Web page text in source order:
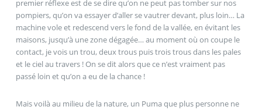
premier réflexe est de se dire qu’on ne peut pas tomber sur nos
pompiers, qu’on va essayer d’aller se vautrer devant, plus loin… La
machine vole et redescend vers le fond de la vallée, en évitant les
maisons, jusqu’à une zone dégagée… au moment où on coupe le
contact, je vois un trou, deux trous puis trois trous dans les pales
et le ciel au travers ! On se dit alors que ce n’est vraiment pas
passé loin et qu’on a eu de la chance !
Mais voilà au milieu de la nature, un Puma que plus personne ne